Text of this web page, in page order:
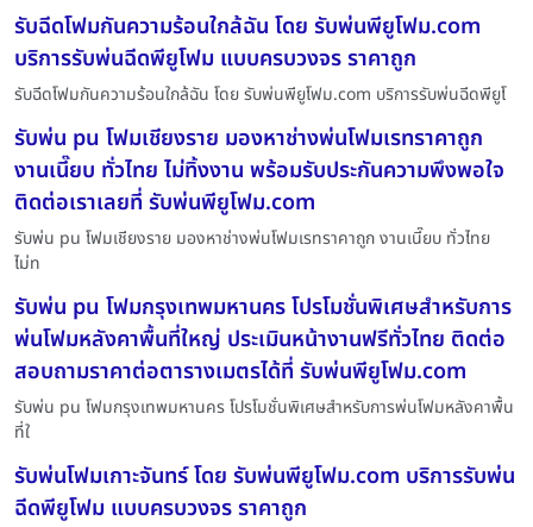
รับฉีดโฟมกันความร้อนใกล้ฉัน โดย รับพ่นพียูโฟม.com
บริการรับพ่นฉีดพียูโฟม แบบครบวงจร ราคาถูก
รับฉีดโฟมกันความร้อนใกล้ฉัน โดย รับพ่นพียูโฟม.com บริการรับพ่นฉีดพียูโ
รับพ่น pu โฟมเชียงราย มองหาช่างพ่นโฟมเรทราคาถูก
งานเนี๊ยบ ทั่วไทย ไม่ทิ้งงาน พร้อมรับประกันความพึงพอใจ
ติดต่อเราเลยที่ รับพ่นพียูโฟม.com
รับพ่น pu โฟมเชียงราย มองหาช่างพ่นโฟมเรทราคาถูก งานเนี๊ยบ ทั่วไทย
ไม่ท
รับพ่น pu โฟมกรุงเทพมหานคร โปรโมชั่นพิเศษสำหรับการ
พ่นโฟมหลังคาพื้นที่ใหญ่ ประเมินหน้างานฟรีทั่วไทย ติดต่อ
สอบถามราคาต่อตารางเมตรได้ที่ รับพ่นพียูโฟม.com
รับพ่น pu โฟมกรุงเทพมหานคร โปรโมชั่นพิเศษสำหรับการพ่นโฟมหลังคาพื้น
ที่ใ
รับพ่นโฟมเกาะจันทร์ โดย รับพ่นพียูโฟม.com บริการรับพ่น
ฉีดพียูโฟม แบบครบวงจร ราคาถูก